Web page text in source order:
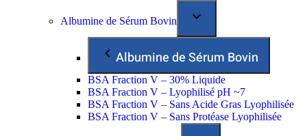
Albumine de Sérum Bovin
Albumine de Sérum Bovin
BSA Fraction V – 30% Liquide
BSA Fraction V – Lyophilisé pH ~7
BSA Fraction V – Sans Acide Gras Lyophilisée
BSA Fraction V – Sans Protéase Lyophilisée